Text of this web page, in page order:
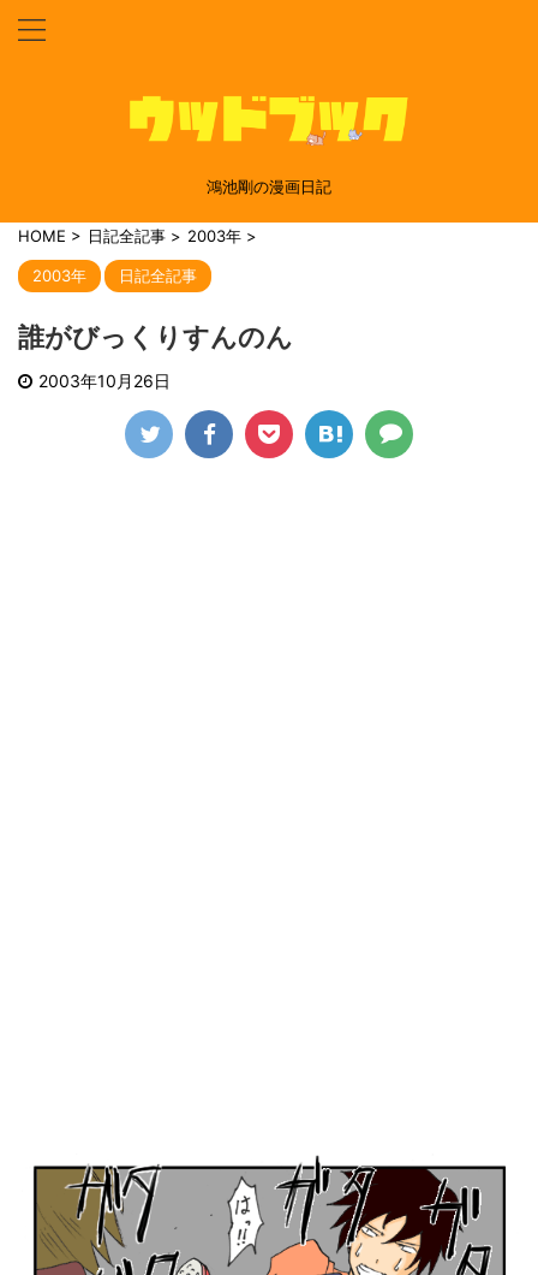
鴻池剛の漫画日記
HOME > 日記全記事 > 2003年 >
2003年 日記全記事
誰がびっくりすんのん
2003年10月26日